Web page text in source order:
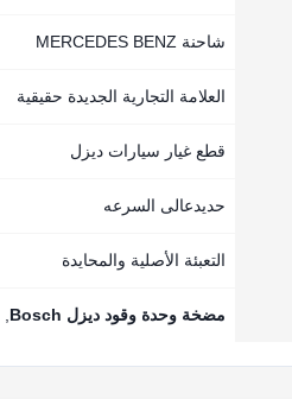
شاحنة MERCEDES BENZ
العلامة التجارية الجديدة حقيقية
قطع غيار سيارات ديزل
حديدعالى السرعه
التعبئة الأصلية والمحايدة
مضخة وحدة وقود ديزل Bosch